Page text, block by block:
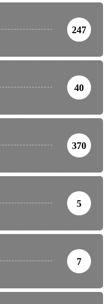
247
40
370
5
7